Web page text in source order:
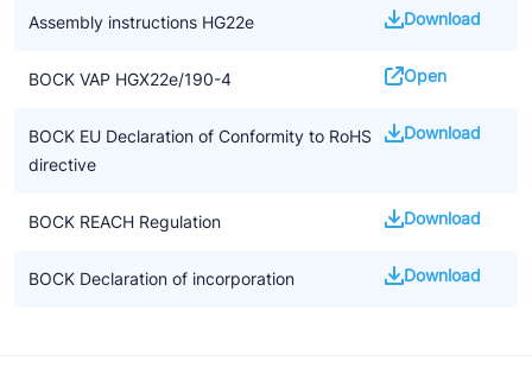
Assembly instructions HG22e Download
BOCK VAP HGX22e/190-4 Open
BOCK EU Declaration of Conformity to RoHS
directive
Download
BOCK REACH Regulation Download
BOCK Declaration of incorporation Download